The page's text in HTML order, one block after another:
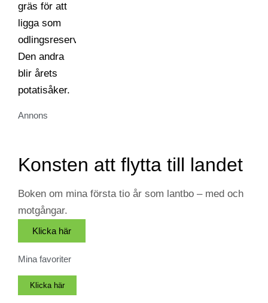
Annons
Konsten att flytta till landet
Boken om mina första tio år som lantbo – med och
motgångar.
Klicka här
Mina favoriter
Klicka här